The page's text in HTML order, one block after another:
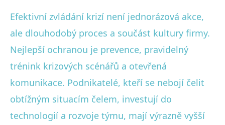
Efektivní zvládání krizí není jednorázová akce,
ale dlouhodobý proces a součást kultury firmy.
Nejlepší ochranou je prevence, pravidelný
trénink krizových scénářů a otevřená
komunikace. Podnikatelé, kteří se nebojí čelit
obtížným situacím čelem, investují do
technologií a rozvoje týmu, mají výrazně vyšší